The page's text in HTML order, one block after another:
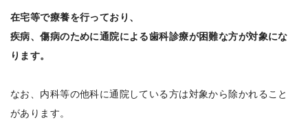
在宅等で療養を行っており、
疾病、傷病のために通院による歯科診療が困難な方が対象にな
ります。
なお、内科等の他科に通院している方は対象から除かれること
があります。